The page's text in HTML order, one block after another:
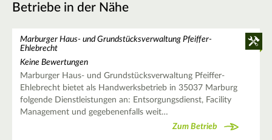
Betriebe in der Nähe
Marburger Haus- und Grundstücksverwaltung Pfeiffer-
Ehlebrecht
Keine Bewertungen
Marburger Haus- und Grundstücksverwaltung Pfeiffer-
Ehlebrecht bietet als Handwerksbetrieb in 35037 Marburg
folgende Dienstleistungen an: Entsorgungsdienst, Facility
Management und gegebenenfalls weit…
Zum Betrieb